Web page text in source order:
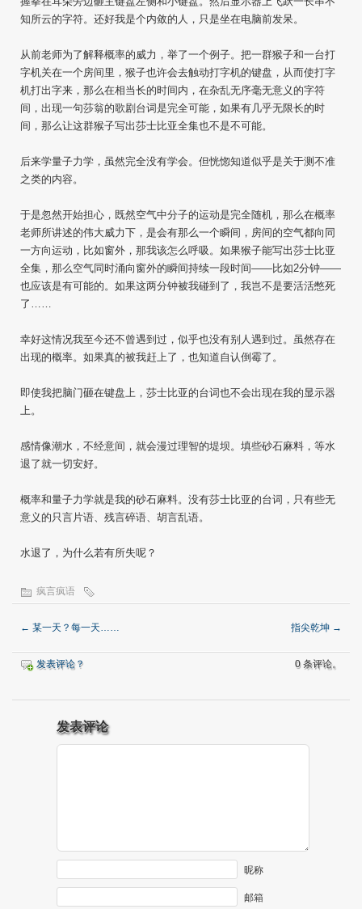
知所云的字符。还好我是个内敛的人，只是坐在电脑前发呆。
从前老师为了解释概率的威力，举了一个例子。把一群猴子和一台打
字机关在一个房间里，猴子也许会去触动打字机的键盘，从而使打字
机打出字来，那么在相当长的时间内，在杂乱无序毫无意义的字符
间，出现一句莎翁的歌剧台词是完全可能，如果有几乎无限长的时
间，那么让这群猴子写出莎士比亚全集也不是不可能。
后来学量子力学，虽然完全没有学会。但恍惚知道似乎是关于测不准
之类的内容。
于是忽然开始担心，既然空气中分子的运动是完全随机，那么在概率
老师所讲述的伟大威力下，是会有那么一个瞬间，房间的空气都向同
一方向运动，比如窗外，那我该怎么呼吸。如果猴子能写出莎士比亚
全集，那么空气同时涌向窗外的瞬间持续一段时间——比如2分钟——
也应该是有可能的。如果这两分钟被我碰到了，我岂不是要活活憋死
了……
幸好这情况我至今还不曾遇到过，似乎也没有别人遇到过。虽然存在
出现的概率。如果真的被我赶上了，也知道自认倒霉了。
即使我把脑门砸在键盘上，莎士比亚的台词也不会出现在我的显示器
上。
感情像潮水，不经意间，就会漫过理智的堤坝。填些砂石麻料，等水
退了就一切安好。
概率和量子力学就是我的砂石麻料。没有莎士比亚的台词，只有些无
意义的只言片语、残言碎语、胡言乱语。
水退了，为什么若有所失呢？
疯言疯语
← 某一天？每一天…… 指尖乾坤 →
发表评论？ 0 条评论。
发表评论
昵称
邮箱